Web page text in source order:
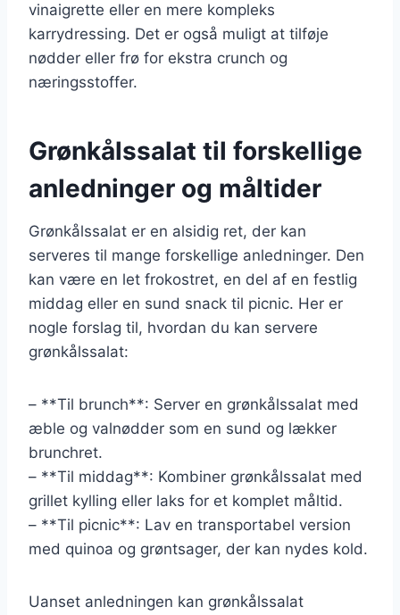
vinaigrette eller en mere kompleks
karrydressing. Det er også muligt at tilføje
nødder eller frø for ekstra crunch og
næringsstoffer.
Grønkålssalat til forskellige
anledninger og måltider
Grønkålssalat er en alsidig ret, der kan
serveres til mange forskellige anledninger. Den
kan være en let frokostret, en del af en festlig
middag eller en sund snack til picnic. Her er
nogle forslag til, hvordan du kan servere
grønkålssalat:
– **Til brunch**: Server en grønkålssalat med
æble og valnødder som en sund og lækker
brunchret.
– **Til middag**: Kombiner grønkålssalat med
grillet kylling eller laks for et komplet måltid.
– **Til picnic**: Lav en transportabel version
med quinoa og grøntsager, der kan nydes kold.
Uanset anledningen kan grønkålssalat